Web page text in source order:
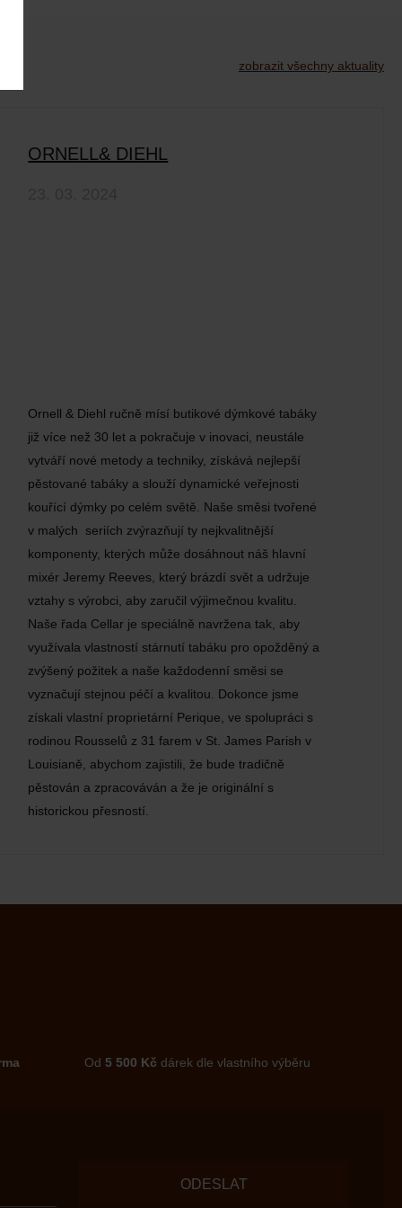
zobrazit všechny aktuality
ORNELL& DIEHL
Ornell & Diehl ručně mísí butikové dýmkové tabáky
již více než 30 let a pokračuje v inovaci, neustále
vytváří nové metody a techniky, získává nejlepší
pěstované tabáky a slouží dynamické veřejnosti
kouřící dýmky po celém světě. Naše směsi tvořené
v malých seriích zvýrazňují ty nejkvalitnější
komponenty, kterých může dosáhnout náš hlavní
mixér Jeremy Reeves, který brázdí svět a udržuje
vztahy s výrobci, aby zaručil výjimečnou kvalitu.
Naše řada Cellar je speciálně navržena tak, aby
využívala vlastností stárnutí tabáku pro opožděný a
zvýšený požitek a naše každodenní směsi se
vyznačují stejnou péčí a kvalitou. Dokonce jsme
získali vlastní proprietární Perique, ve spolupráci s
rodinou Rousselů z 31 farem v St. James Parish v
Louisianě, abychom zajistili, že bude tradičně
pěstován a zpracováván a že je originální s
historickou přesností.
Od 5 500 Kč dárek dle vlastního výběru
ODESLAT